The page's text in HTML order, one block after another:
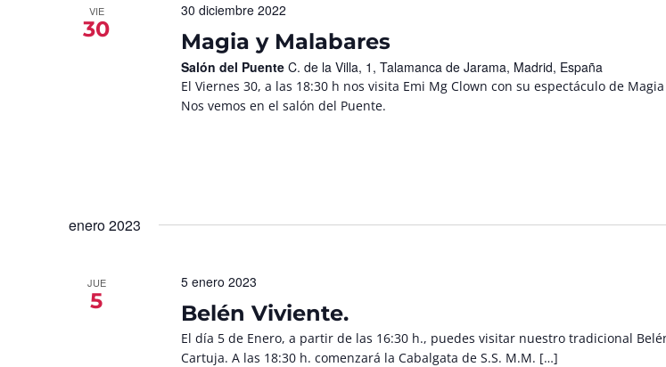
VIE
30 Magia y Malabares
30 diciembre 2022
Salón del Puente C. de la Villa, 1, Talamanca de Jarama, Madrid, España
El Viernes 30, a las 18:30 h nos visita Emi Mg Clown con su espectáculo de
Nos vemos en el salón del Puente.
enero 2023
JUE
5 Belén Viviente.
5 enero 2023
El día 5 de Enero, a partir de las 16:30 h., puedes visitar nuestro tradicional
Cartuja. A las 18:30 h. comenzará la Cabalgata de S.S. M.M. […]